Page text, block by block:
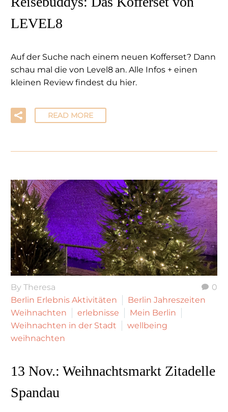
LEVEL8
Auf der Suche nach einem neuen Kofferset? Dann
schau mal die von Level8 an. Alle Infos + einen
kleinen Review findest du hier.
READ MORE
0
By Theresa
Berlin Erlebnis Aktivitäten
Berlin Jahreszeiten
Weihnachten
erlebnisse
Mein Berlin
Weihnachten in der Stadt
wellbeing
weihnachten
13 Nov.: Weihnachtsmarkt Zitadelle
Spandau